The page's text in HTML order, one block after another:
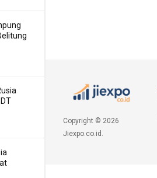
Copyright © 2026
Jiexpo.co.id.